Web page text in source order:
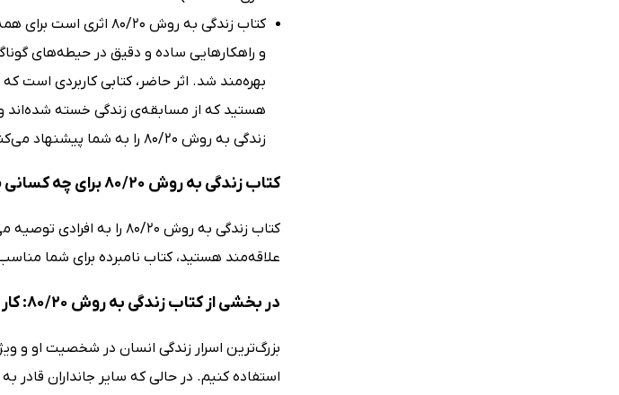
کتاب زندگی به روش
بهره‌مند شد. اثر حاضر، کتابی کاربردی است
هستید که از مسابقه‌ی زندگی خسته شده‌اند
زندگی به روش 80/20 را به شما پیشنهاد می‌کنیم. (مدیرمسئولِ‌ انتشارات آینده‌ی درخشان)
کتاب زندگی به روش 80/20 برای چه کسانی مناسب است؟
کتاب زندگی به روش 80/
علاقه‌مند هستید، کتاب نامبرده برای شما
در بخشی از کتاب زندگی به روش 80/20: کار کمتر نگرانی کمتر، موفقیت بیشتر لذت بیشتر می‌خوانیم
بزرگ‌ترین اسرار زندگی انسان در شخصیت او